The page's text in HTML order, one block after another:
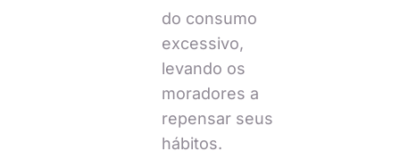
do consumo
excessivo,
levando os
moradores a
repensar seus
hábitos.